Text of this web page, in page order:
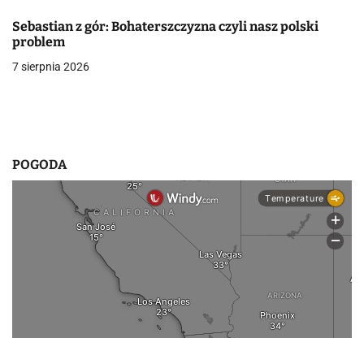
i
s
Sebastian z gór: Bohaterszczyzna czyli nasz polski
problem
7 sierpnia 2026
POGODA